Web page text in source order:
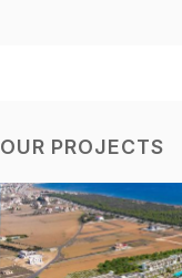
OUR PROJECTS